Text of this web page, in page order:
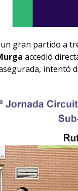
gran partido a
accedió
intentó